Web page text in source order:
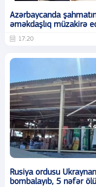
Azərbaycanda
əməkdaşlıq müzakirə
17:20
Rusiya ordusu
bombalayıb, 5 nəfər